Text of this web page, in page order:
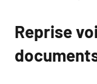
Reprise